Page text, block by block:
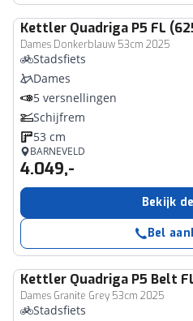
Kettler Quadriga P5 FL
Dames Donkerblauw 53cm 2025
Stadsfiets
Dames
5 versnellingen
Schijfrem
53 cm
BARNEVELD
4.049,-
Bekijk
Bel
Kettler Quadriga P5 Belt
Dames Granite Grey 53cm 2025
Stadsfiets